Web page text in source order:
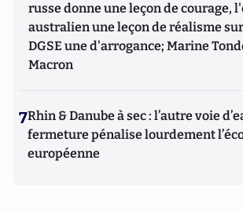
russe donne une leçon de courage,
australien une leçon de réalisme
DGSE une d'arrogance; Marine
Macron
7Rhin & Danube à sec : l’autre voie
fermeture pénalise lourdement
européenne